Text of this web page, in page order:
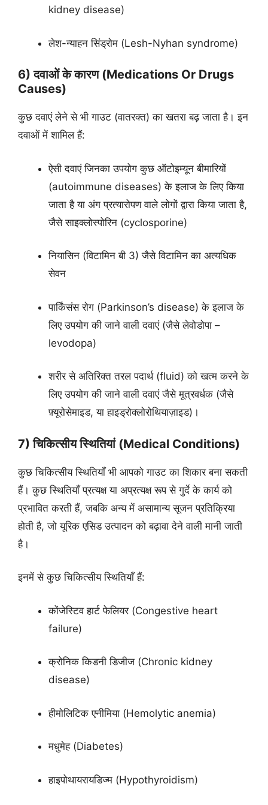
kidney disease)
लेश-न्याहन सिंड्रोम (Lesh-Nyhan syndrome)
6) दवाओं के कारण (Medications Or Drugs
Causes)
कुछ दवाएं लेने से भी गाउट (वातरक्त) का खतरा बढ़ जाता है। इन
दवाओं में शामिल हैं:
ऐसी दवाएं जिनका उपयोग कुछ ऑटोइम्यून बीमारियों
(autoimmune diseases) के इलाज के लिए किया
जाता है या अंग प्रत्यारोपण वाले लोगों द्वारा किया जाता है,
जैसे साइक्लोस्पोरिन (cyclosporine)
नियासिन (विटामिन बी 3) जैसे विटामिन का अत्यधिक
सेवन
पार्किंसंस रोग (Parkinson’s disease) के इलाज के
लिए उपयोग की जाने वाली दवाएं (जैसे लेवोडोपा –
levodopa)
शरीर से अतिरिक्त तरल पदार्थ (fluid) को खत्म करने के
लिए उपयोग की जाने वाली दवाएं जैसे मूत्रवर्धक (जैसे
फ़्यूरोसेमाइड, या हाइड्रोक्लोरोथियाज़ाइड)।
7) चिकित्सीय स्थितियां (Medical Conditions)
कुछ चिकित्सीय स्थितियाँ भी आपको गाउट का शिकार बना सकती
हैं। कुछ स्थितियाँ प्रत्यक्ष या अप्रत्यक्ष रूप से गुर्दे के कार्य को
प्रभावित करती हैं, जबकि अन्य में असामान्य सूजन प्रतिक्रिया
होती है, जो यूरिक एसिड उत्पादन को बढ़ावा देने वाली मानी जाती
है।
इनमें से कुछ चिकित्सीय स्थितियाँ हैं:
कोंजेस्टिव हार्ट फेलियर (Congestive heart
failure)
क्रोनिक किडनी डिजीज (Chronic kidney
disease)
हीमोलिटिक एनीमिया (Hemolytic anemia)
मधुमेह (Diabetes)
हाइपोथायरायडिज्म (Hypothyroidism)